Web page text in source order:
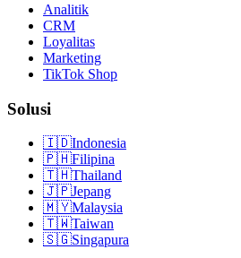
Analitik
CRM
Loyalitas
Marketing
TikTok Shop
Solusi
🇮🇩Indonesia
🇵🇭Filipina
🇹🇭Thailand
🇯🇵Jepang
🇲🇾Malaysia
🇹🇼Taiwan
🇸🇬Singapura